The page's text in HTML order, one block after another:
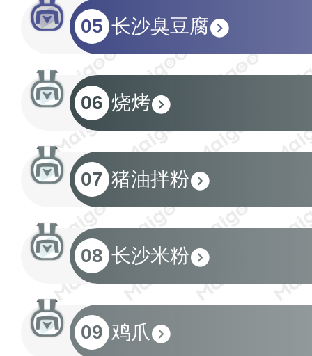
05 长沙臭豆腐
06 烧烤
07 猪油拌粉
08 长沙米粉
09 鸡爪